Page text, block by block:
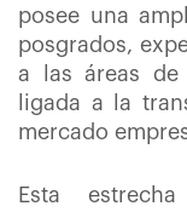
posee una
posgrados,
a las áreas de
ligada a la
mercado
Esta